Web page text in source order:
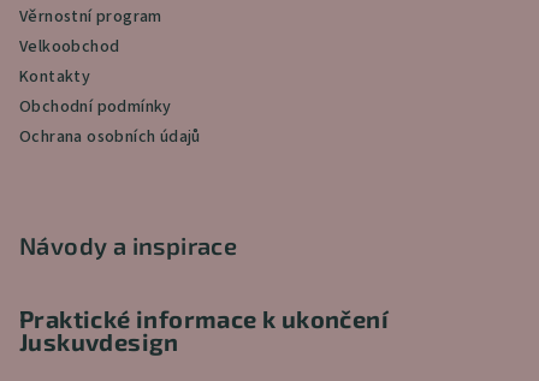
Věrnostní program
Velkoobchod
Kontakty
Obchodní podmínky
Ochrana osobních údajů
Návody a inspirace
Praktické informace k ukončení
Juskuvdesign